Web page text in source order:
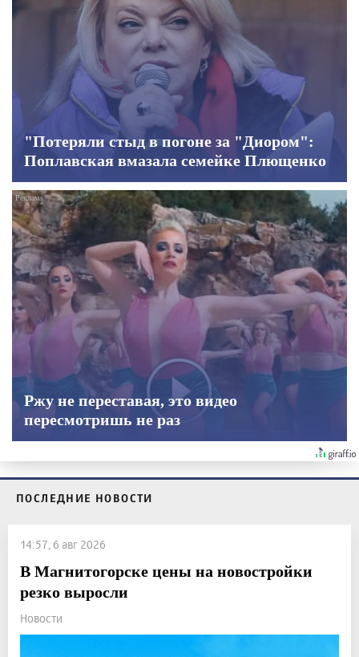
"Потеряли стыд в погоне за "Диором":
Поплавская вмазала семейке Плющенко
Ржу не переставая, это видео
пересмотришь не раз
ПОСЛЕДНИЕ НОВОСТИ
14:57, 6 авг 2026
В Магнитогорске цены на новостройки
резко выросли
Новости